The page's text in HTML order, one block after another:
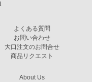
よくある質問
お問い合わせ
大口注文のお問合せ
商品リクエスト
About Us